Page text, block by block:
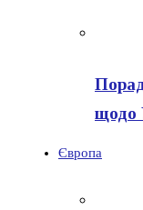
щодо
Європа